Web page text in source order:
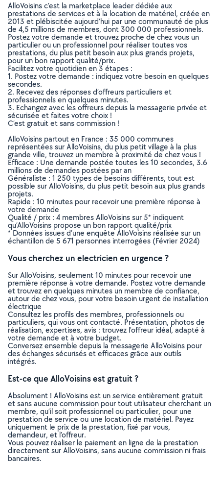
AlloVoisins c’est la marketplace leader dédiée aux
prestations de services et à la location de matériel, créée en
2013 et plébiscitée aujourd’hui par une communauté de plus
de 4,5 millions de membres, dont 300 000 professionnels.
Postez votre demande et trouvez proche de chez vous un
particulier ou un professionnel pour réaliser toutes vos
prestations, du plus petit besoin aux plus grands projets,
pour un bon rapport qualité/prix.
Facilitez votre quotidien en 3 étapes :
1. Postez votre demande : indiquez votre besoin en quelques
secondes.
2. Recevez des réponses d’offreurs particuliers et
professionnels en quelques minutes.
3. Echangez avec les offreurs depuis la messagerie privée et
sécurisée et faites votre choix !
C’est gratuit et sans commission !
AlloVoisins partout en France : 35 000 communes
représentées sur AlloVoisins, du plus petit village à la plus
grande ville, trouvez un membre à proximité de chez vous !
Efficace : Une demande postée toutes les 10 secondes, 3.6
millions de demandes postées par an
Généraliste : 1 250 types de besoins différents, tout est
possible sur AlloVoisins, du plus petit besoin aux plus grands
projets.
Rapide : 10 minutes pour recevoir une première réponse à
votre demande
Qualité / prix : 4 membres AlloVoisins sur 5* indiquent
qu’AlloVoisins propose un bon rapport qualité/prix
* Données issues d’une enquête AlloVoisins réalisée sur un
échantillon de 5 671 personnes interrogées (Février 2024)
Vous cherchez un electricien en urgence ?
Sur AlloVoisins, seulement 10 minutes pour recevoir une
première réponse à votre demande. Postez votre demande
et trouvez en quelques minutes un membre de confiance,
autour de chez vous, pour votre besoin urgent de installation
électrique
Consultez les profils des membres, professionnels ou
particuliers, qui vous ont contacté. Présentation, photos de
réalisation, expertises, avis : trouvez l'offreur idéal, adapté à
votre demande et à votre budget.
Conversez ensemble depuis la messagerie AlloVoisins pour
des échanges sécurisés et efficaces grâce aux outils
intégrés.
Est-ce que AlloVoisins est gratuit ?
Absolument ! AlloVoisins est un service entièrement gratuit
et sans aucune commission pour tout utilisateur cherchant un
membre, qu’il soit professionnel ou particulier, pour une
prestation de service ou une location de matériel. Payez
uniquement le prix de la prestation, fixé par vous,
demandeur, et l’offreur.
Vous pouvez réaliser le paiement en ligne de la prestation
directement sur AlloVoisins, sans aucune commission ni frais
bancaires.